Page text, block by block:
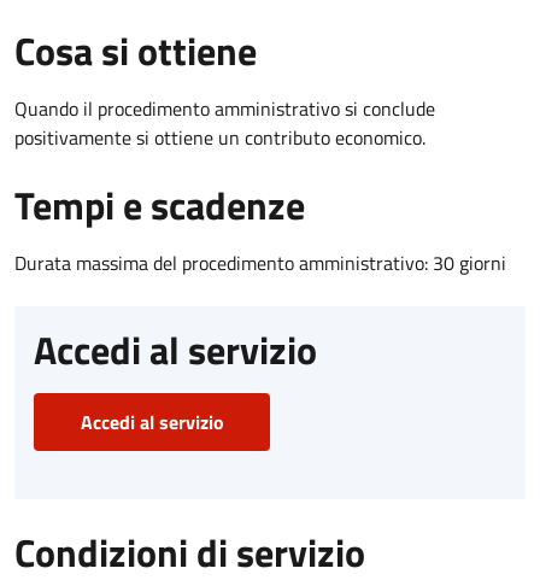
Cosa si ottiene
Quando il procedimento amministrativo si conclude
positivamente si ottiene un contributo economico.
Tempi e scadenze
Durata massima del procedimento amministrativo: 30 giorni
Accedi al servizio
Accedi al servizio
Condizioni di servizio